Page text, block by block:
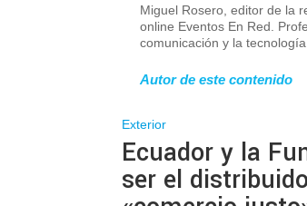
Miguel Rosero, editor de la
online Eventos En Red.
comunicación y la tecnología.
Autor de este contenido
Exterior
Ecuador y la
ser el